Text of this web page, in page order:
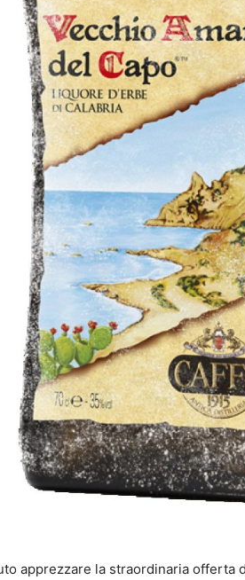
apprezzare la straordinaria offerta